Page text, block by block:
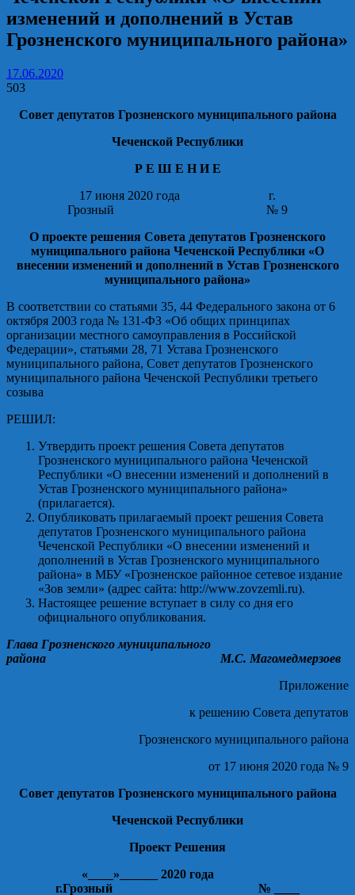
изменений и дополнений в Устав
Грозненского муниципального района»
17.06.2020
503
Совет депутатов Грозненского муниципального района
Чеченской Республики
Р Е Ш Е Н И Е
17 июня 2020 года г.
Грозный № 9
О проекте решения Совета депутатов Грозненского
муниципального района Чеченской Республики «О
внесении изменений и дополнений в Устав Грозненского
муниципального района»
В соответствии со статьями 35, 44 Федерального закона от 6
октября 2003 года № 131-ФЗ «Об общих принципах
организации местного самоуправления в Российской
Федерации», статьями 28, 71 Устава Грозненского
муниципального района, Совет депутатов Грозненского
муниципального района Чеченской Республики третьего
созыва
РЕШИЛ:
Утвердить проект решения Совета депутатов
Грозненского муниципального района Чеченской
Республики «О внесении изменений и дополнений в
Устав Грозненского муниципального района»
(прилагается).
Опубликовать прилагаемый проект решения Совета
депутатов Грозненского муниципального района
Чеченской Республики «О внесении изменений и
дополнений в Устав Грозненского муниципального
района» в МБУ «Грозненское районное сетевое издание
«Зов земли» (адрес сайта: http://www.zovzemli.ru).
Настоящее решение вступает в силу со дня его
официального опубликования.
Глава Грозненского муниципального
района М.С. Магомедмерзоев
Приложение
к решению Совета депутатов
Грозненского муниципального района
от 17 июня 2020 года № 9
Совет депутатов Грозненского муниципального района
Чеченской Республики
Проект Решения
«____»______ 2020 года
г.Грозный № ____